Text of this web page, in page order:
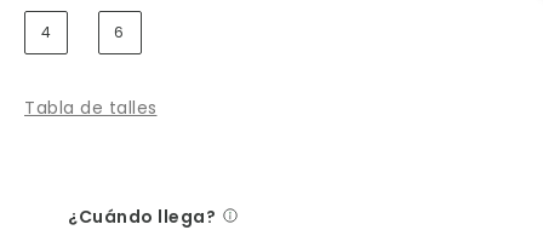
4 6
Tabla de talles
¿Cuándo llega?